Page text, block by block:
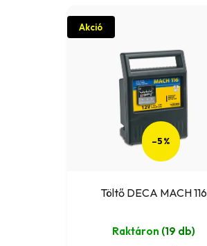
Akció
Töltő DECA MACH 116
Raktáron (19 db)
–5 %